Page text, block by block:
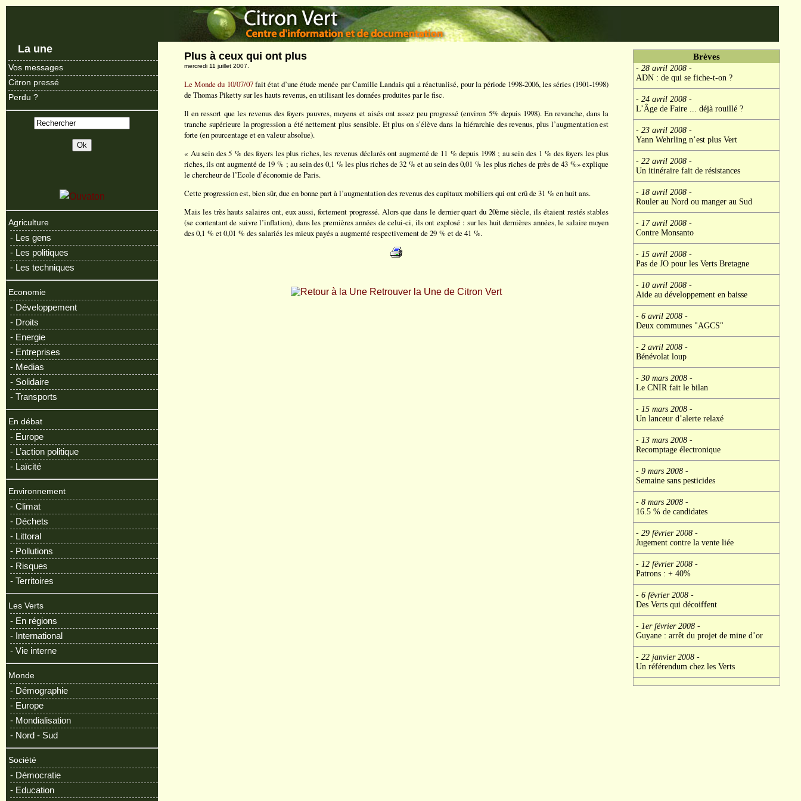
La une
Vos messages
Citron pressé
Perdu ?
Agriculture
- Les gens
- Les politiques
- Les techniques
Economie
- Développement
- Droits
- Energie
- Entreprises
- Medias
- Solidaire
- Transports
En débat
- Europe
- L’action politique
- Laïcité
Environnement
- Climat
- Déchets
- Littoral
- Pollutions
- Risques
- Territoires
Les Verts
- En régions
- International
- Vie interne
Monde
- Démographie
- Europe
- Mondialisation
- Nord - Sud
Société
- Démocratie
- Education
Plus à ceux qui ont plus
mercredi 11 juillet 2007.
Le Monde du 10/07/07fait état d’une étude menée par Camille Landais qui a réactualisé, pour la période 1998-2006, les séries (1901-1998)
de Thomas Piketty sur les hauts revenus, en utilisant les données produites par le fisc.
Il en ressort que les revenus des foyers pauvres, moyens et aisés ont assez peu progressé (environ 5% depuis 1998). En revanche, dans la
tranche supérieure la progression a été nettement plus sensible. Et plus on s’élève dans la hiérarchie des revenus, plus l’augmentation est
forte (en pourcentage et en valeur absolue).
« Au sein des 5 % des foyers les plus riches, les revenus déclarés ont augmenté de 11 % depuis 1998 ; au sein des 1 % des foyers les plus
riches, ils ont augmenté de 19 % ; au sein des 0,1 % les plus riches de 32 % et au sein des 0,01 % les plus riches de près de 43 %» explique
le chercheur de l’Ecole d’économie de Paris.
Cette progression est, bien sûr, due en bonne part à l’augmentation des revenus des capitaux mobiliers qui ont crû de 31 % en huit ans.
Mais les très hauts salaires ont, eux aussi, fortement progressé. Alors que dans le dernier quart du 20ème siècle, ils étaient restés stables
(se contentant de suivre l’inflation), dans les premières années de celui-ci, ils ont explosé : sur les huit dernières années, le salaire moyen
des 0,1 % et 0,01 % des salariés les mieux payés a augmenté respectivement de 29 % et de 41 %.
Retrouver la Une de Citron Vert
Brèves
- 28 avril 2008-
ADN : de qui se fiche-t-on ?
- 24 avril 2008-
L’Âge de Faire ... déjà rouillé ?
- 23 avril 2008-
Yann Wehrling n’est plus Vert
- 22 avril 2008-
Un itinéraire fait de résistances
- 18 avril 2008-
Rouler au Nord ou manger au Sud
- 17 avril 2008-
Contre Monsanto
- 15 avril 2008-
Pas de JO pour les Verts Bretagne
- 10 avril 2008-
Aide au développement en baisse
- 6 avril 2008-
Deux communes "AGCS"
- 2 avril 2008-
Bénévolat loup
- 30 mars 2008-
Le CNIR fait le bilan
- 15 mars 2008-
Un lanceur d’alerte relaxé
- 13 mars 2008-
Recomptage électronique
- 9 mars 2008-
Semaine sans pesticides
- 8 mars 2008-
16.5 % de candidates
- 29 février 2008-
Jugement contre la vente liée
- 12 février 2008-
Patrons : + 40%
- 6 février 2008-
Des Verts qui décoiffent
- 1er février 2008-
Guyane : arrêt du projet de mine d’or
- 22 janvier 2008-
Un référendum chez les Verts